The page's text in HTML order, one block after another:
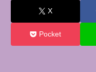
X
Pocket